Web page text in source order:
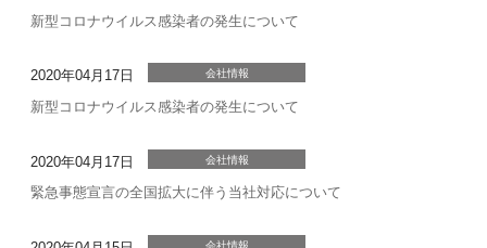
新型コロナウイルス感染者の発生について
2020年04月17日 会社情報
新型コロナウイルス感染者の発生について
2020年04月17日 会社情報
緊急事態宣言の全国拡大に伴う当社対応について
会社情報